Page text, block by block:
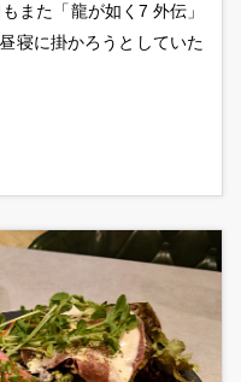
また「龍が如く7 外伝」
寝に掛かろうとしていた